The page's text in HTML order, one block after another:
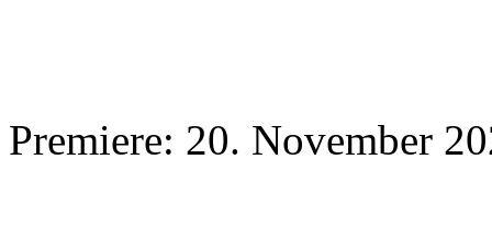
Premiere: 20. November